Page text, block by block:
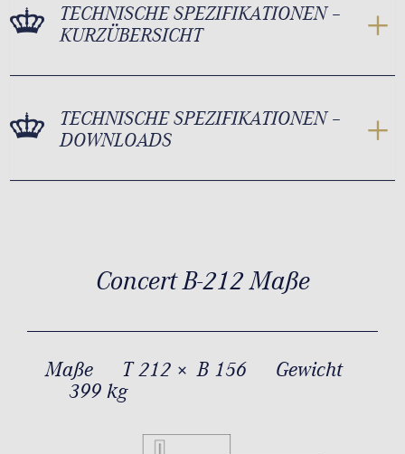
TECHNISCHE SPEZIFIKATIONEN –
KURZÜBERSICHT
TECHNISCHE SPEZIFIKATIONEN –
DOWNLOADS
Concert B-212 Maße
Maße T 212 × B 156
Gewicht
399 kg